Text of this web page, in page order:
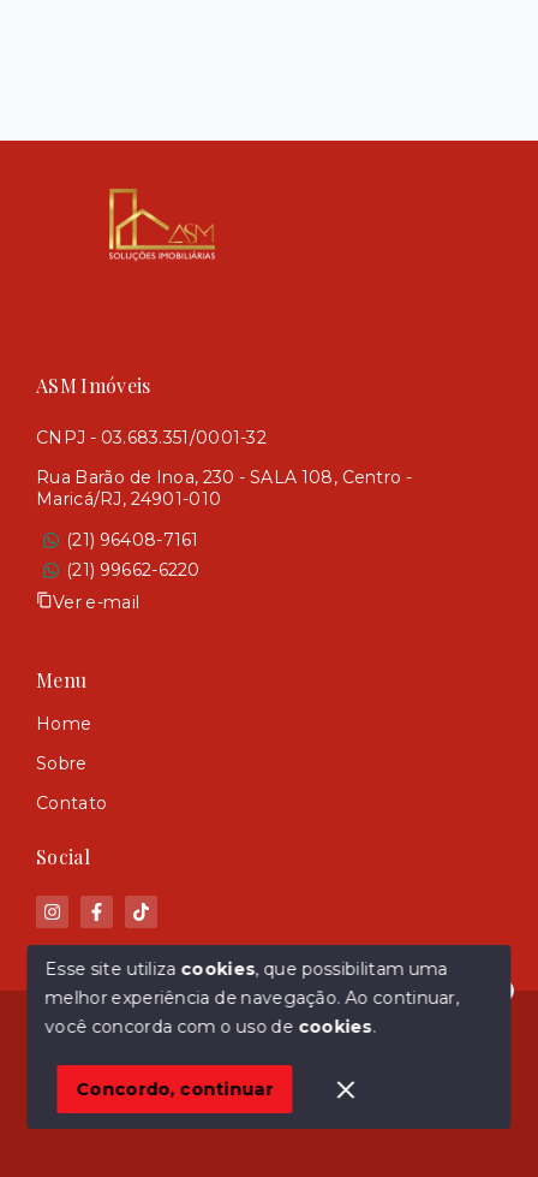
Olá! Estamos disponíveis para te ajudar.
ASM Imóveis
CNPJ - 03.683.351/0001-32
Rua Barão de Inoa, 230 - SALA 108, Centro -
Maricá/RJ, 24901-010
(21) 96408-7161
(21) 99662-6220
Ver e-mail
Menu
Home
Sobre
Contato
Social
© Copyright 2026 - ASM Imóveis - Todos os direitos
SITE PARA IMOBILIARIA
Esse site utiliza cookies, que possibilitam uma
melhor experiência de navegação.Ao continuar,
você concorda com o uso de cookies.
Concordo, continuar